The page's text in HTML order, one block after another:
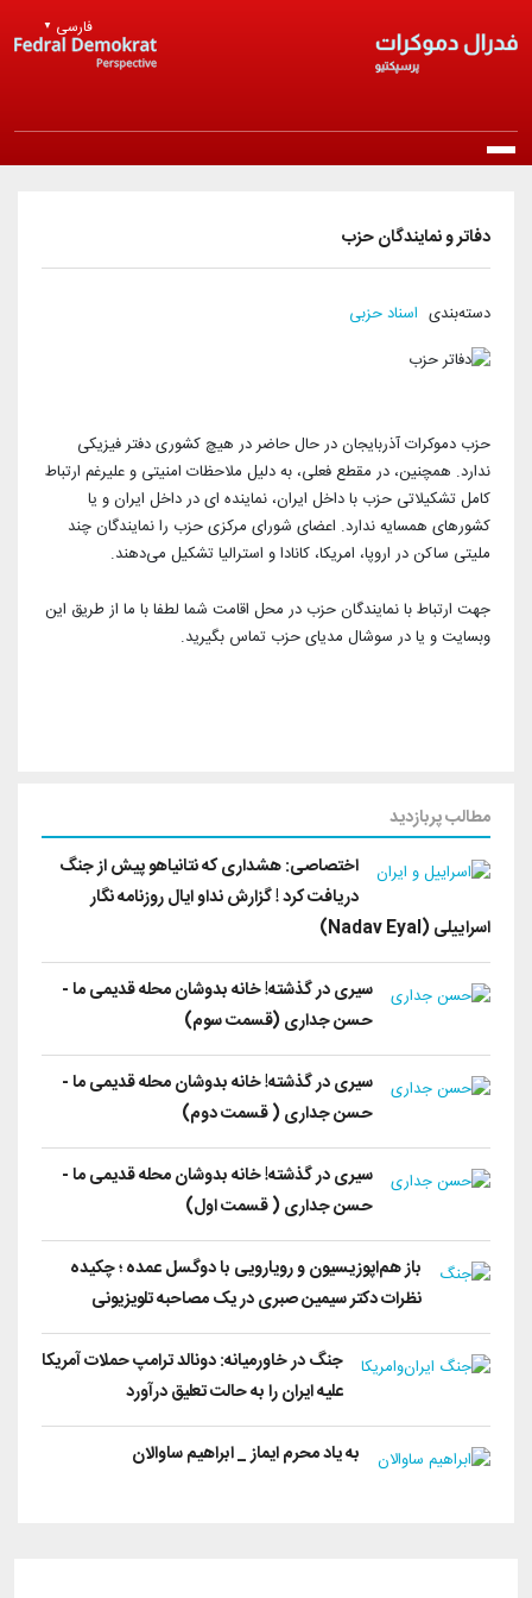
فارسی ▼
درباره ما
اساسنامه
منشور اخلاقی
شبکه های اجتماعی حزب
شعب و نمایندگان
انتشارات
راپورتلار
مقالات و دیدگاه‌ها
ویدئو‌ها
دانلود
اخبار روز
اخبار حزب
عضویت در حزب
آرشیو بیرلیک
تماس با ما
دفاتر و نمایندگان حزب
دسته‌بندی اسناد حزبی
حزب دموکرات آذربایجان در حال حاضر در هیچ کشوری دفتر فیزیکی
ندارد. همچنین، در مقطع فعلی، به دلیل ملاحظات امنیتی و علیرغم ارتباط
کامل تشکیلاتی حزب با داخل ایران، نماینده ای در داخل ایران و یا
کشورهای همسایه ندارد. اعضای شورای مرکزی حزب را نمایندگان چند
ملیتی ساکن در اروپا، امریکا، کانادا و استرالیا تشکیل می‌دهند.
جهت ارتباط با نمایندگان حزب در محل اقامت شما لطفا با ما از طریق این
وبسایت و یا در سوشال مدیای حزب تماس بگیرید.
مطالب پربازدید
اختصاصی: هشداری که نتانیاهو پیش از جنگ
دریافت کرد ! گزارش نداو ایال روزنامه نگار
اسراییلی (Nadav Eyal)
سیری در گذشته! خانه بدوشان محله قدیمی ما -
حسن جداری (قسمت سوم)
سیری در گذشته! خانه بدوشان محله قدیمی ما -
حسن جداری ( قسمت دوم)
سیری در گذشته! خانه بدوشان محله قدیمی ما -
حسن جداری ( قسمت اول)
باز هم‌اپوزیسیون‌ و رویارویی با ‌دو‌گسل عمده ؛ چکیده
نظرات دکتر سیمین صبری در یک مصاحبه تلویزیونی
جنگ در خاورمیانه: دونالد ترامپ حملات آمریکا
علیه ایران را به حالت تعلیق درآورد
به یاد محرم ایماز _ ابراهیم ساوالان